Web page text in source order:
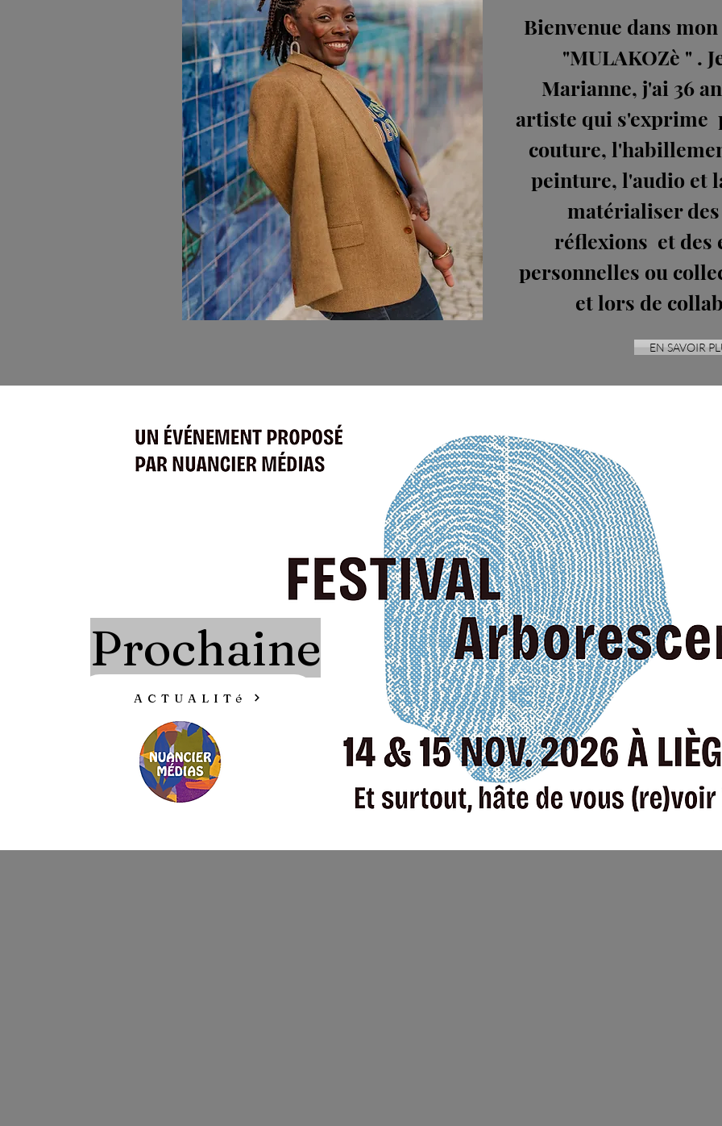
Bienvenue dans
"MULAKOZè " .
Marianne, j'ai 36
artiste qui s'exprime
couture,
peinture, l'audio et
matérialiser des
réflexions et des
personnelles ou
et lors de
EN SAVOIR
Prochaine
ACTUALITé